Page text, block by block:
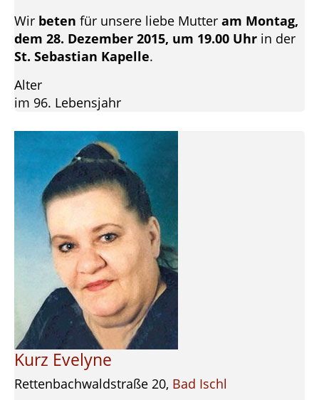
Wir beten für unsere liebe Mutter am Montag,
dem 28. Dezember 2015, um 19.00 Uhr in der
St. Sebastian Kapelle.
Alter
im 96. Lebensjahr
Kurz Evelyne
Rettenbachwaldstraße 20, Bad Ischl